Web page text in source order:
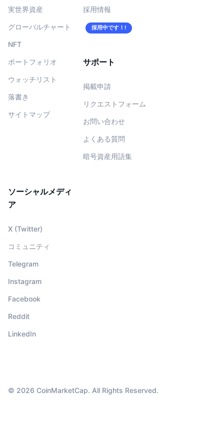
実世界資産
グローバルチャート
NFT
ポートフォリオ
ウォッチリスト
落書き
サイトマップ
採用情報
採用中です！!
サポート
掲載申請
リクエストフォーム
お問い合わせ
よくある質問
暗号資産用語集
ソーシャルメディ
ア
X (Twitter)
コミュニティ
Telegram
Instagram
Facebook
Reddit
LinkedIn
© 2026 CoinMarketCap. All Rights Reserved.